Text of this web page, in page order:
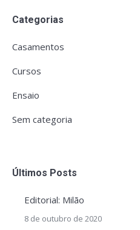
Categorias
Casamentos
Cursos
Ensaio
Sem categoria
Últimos Posts
Editorial: Milão
8 de outubro de 2020